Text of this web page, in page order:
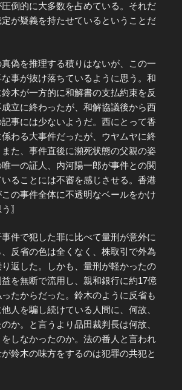
倒的に大多数を占めている。それだ
が疑義を持たせているということだ
偽を推理する積りはないが、この一
事が抜け落ちているように思う。和
木が一方的に和解書の支払約束を反
立に終わったが、和解協議後から西
事には少ないようだ。西にとって香
わる大事件だったが、ウヤムヤに終
た、事件直後に瀕死状態の父親の姿
一の証人、内河陽一郎が事件との関
ることには不審を感じさせる。香港
の事件全体に不透明なベールをかけ
〗
件で犯した罪に比べて量刑が意外に
反省の色は全くなく、株取引で外為
返した。しかも、量刑が軽かったの
を無断で流用し、親和銀行に約17億
たからだった。鈴木のように反省も
人を騙し続けている人間に、何故、
か。と言うより品田裁判長は何故、
しなかったのか。法の番人と言われ
鈴木の味方をするのは犯罪の共犯と